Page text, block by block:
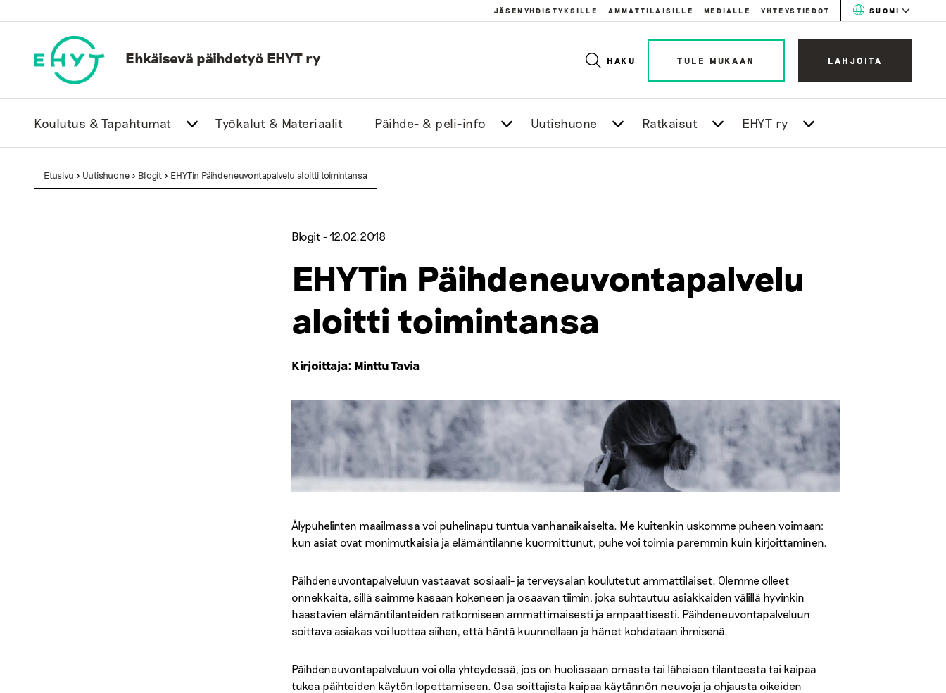
to
JÄSENYHDISTYKSILLE AMMATTILAISILLE MEDIALLE YHTEYSTIEDOT SUOMI
Ehkäisevä päihdetyö EHYT ry HAKU TULE MUKAAN LAHJOITA
Koulutus & Tapahtumat Työkalut & Materiaalit Päihde- & peli-info Uutishuone Ratkaisut EHYT ry
Etusivu > Uutishuone > Blogit > EHYTin Päihdeneuvontapalvelu aloitti toimintansa
Blogit -12.02.2018
EHYTin Päihdeneuvontapalvelu
aloitti toimintansa
Kirjoittaja: Minttu Tavia
Älypuhelinten maailmassa voi puhelinapu tuntua vanhanaikaiselta. Me kuitenkin uskomme puheen voimaan:
kun asiat ovat monimutkaisia ja elämäntilanne kuormittunut, puhe voi toimia paremmin kuin kirjoittaminen.
Päihdeneuvontapalveluun vastaavat sosiaali- ja terveysalan koulutetut ammattilaiset. Olemme olleet
onnekkaita, sillä saimme kasaan kokeneen ja osaavan tiimin, joka suhtautuu asiakkaiden välillä hyvinkin
haastavien elämäntilanteiden ratkomiseen ammattimaisesti ja empaattisesti. Päihdeneuvontapalveluun
soittava asiakas voi luottaa siihen, että häntä kuunnellaan ja hänet kohdataan ihmisenä.
Päihdeneuvontapalveluun voi olla yhteydessä, jos on huolissaan omasta tai läheisen tilanteesta tai kaipaa
tukea päihteiden käytön lopettamiseen. Osa soittajista kaipaa käytännön neuvoja ja ohjausta oikeiden